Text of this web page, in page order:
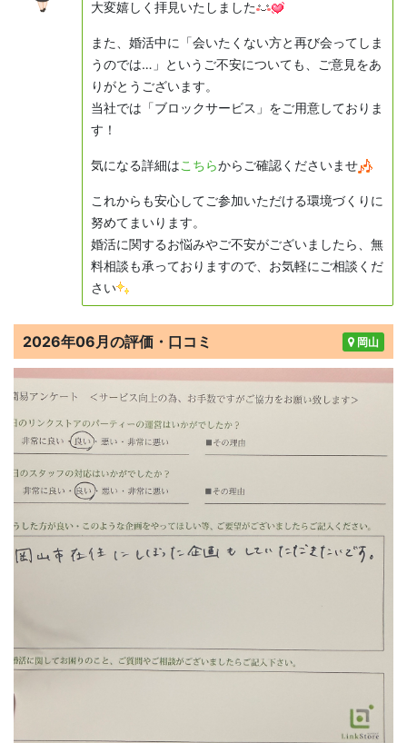
大変嬉しく拝見いたしました
また、婚活中に「会いたくない方と再び会ってしま
うのでは…」というご不安についても、ご意見をあ
りがとうございます。
当社では「ブロックサービス」をご用意しておりま
す！
気になる詳細はこちらからご確認くださいませ
これからも安心してご参加いただける環境づくりに
努めてまいります。
婚活に関するお悩みやご不安がございましたら、無
料相談も承っておりますので、お気軽にご相談くだ
さい
岡山
2026年06月の評価・口コミ